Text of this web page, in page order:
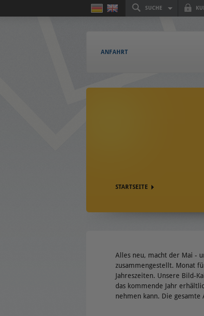
SUCHE
ANFAHRT
STARTSEITE
Alles neu, macht der Mai -
zusammengestellt. Monat
Jahreszeiten. Unsere Bild-
das kommende Jahr
nehmen kann. Die